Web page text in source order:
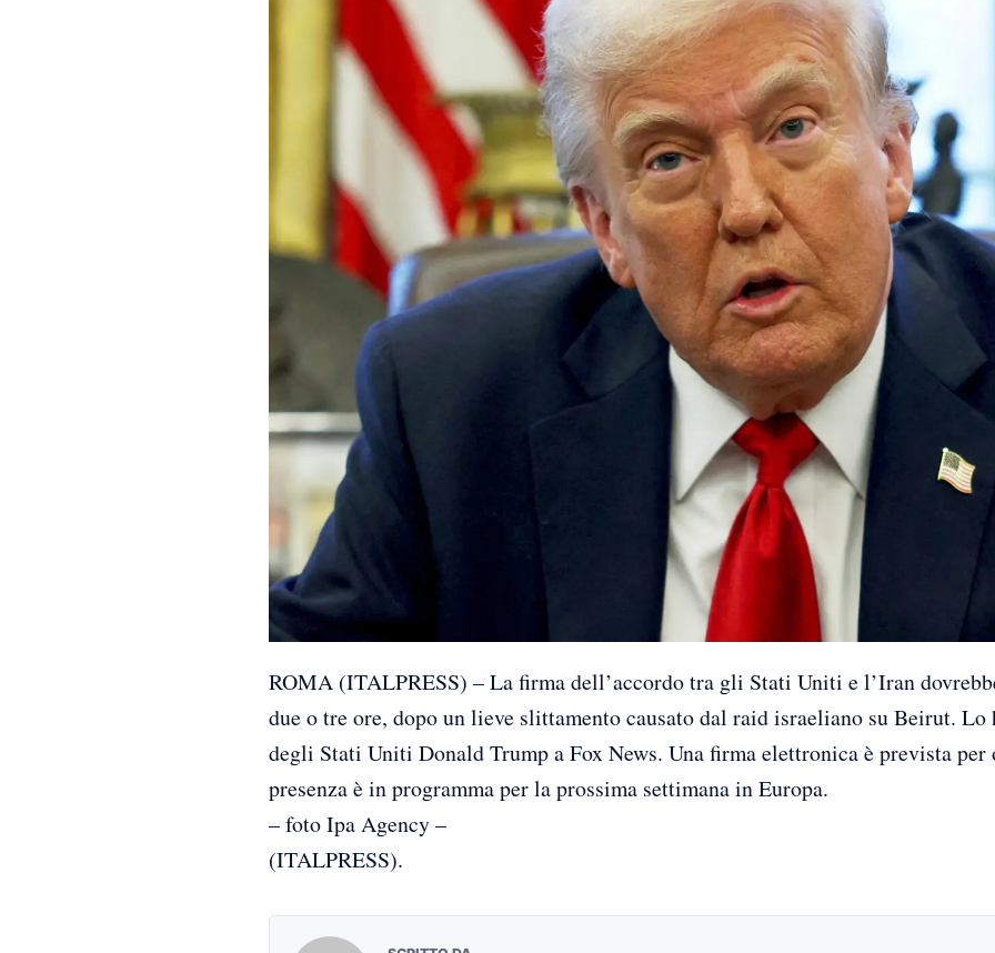
ROMA (ITALPRESS) – La firma dell’accordo tra gli Stati Uniti e l’Iran
due o tre ore, dopo un lieve slittamento causato dal raid israeliano su Beirut.
degli Stati Uniti Donald Trump a Fox News. Una firma elettronica è prevista
presenza è in programma per la prossima settimana in Europa.
– foto Ipa Agency –
(ITALPRESS).